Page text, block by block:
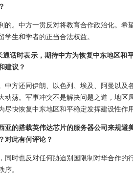
。中方一贯反对将教育合作政治化。希
生和学者的正当合法权益。
话时表示，期待中方为恢复中东地区和
建议？
方还同伊朗、以色列、埃及、阿曼以及
荡。军事冲突不是解决问题之道，地区
快恢复中东地区和平稳定发挥建设性作用
的搭载英伟达芯片的服务器公司来规避
对此有何评论？
时也反对任何胁迫别国限制对华合作的
序。